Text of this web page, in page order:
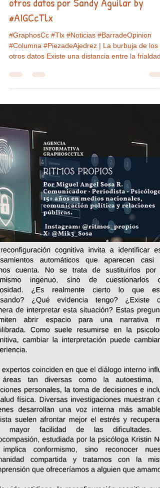
GraphosCcTlx
#GraphosCc #Tlx #Noticias
#BarradeOpinion #Columna
#PiezadeAjedrez | La burbuja de los
otros datos por Sandy Aguilar by
#AIGCcTlx
#Columna #PiezadeAjedrez | La burbuja de los
otros datos Existe una distancia entre la frialdad
de las estadísticas oficiales y la temperatura del
aire que se respira en las calles. Cada mes,
cuando se publican las cifras en materia de
seguridad, la narrativa oficial no tarda en
encender las campanas de triunfo: Tlaxcala se
posiciona nuevamente entre los estados con
menor número de homicidios dolosos del país.
mensaje es contundent